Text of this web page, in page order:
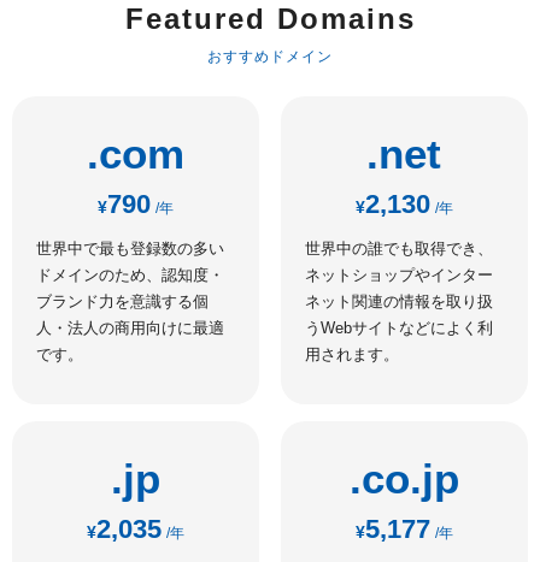
Featured Domains
おすすめドメイン
.com
¥790 /年
世界中で最も登録数の多い
ドメインのため、認知度・
ブランド力を意識する個
人・法人の商用向けに最適
です。
.net
¥2,130 /年
世界中の誰でも取得でき、
ネットショップやインター
ネット関連の情報を取り扱
うWebサイトなどによく利
用されます。
.jp
¥2,035 /年
.co.jp
¥5,177 /年